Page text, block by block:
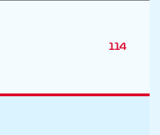
114